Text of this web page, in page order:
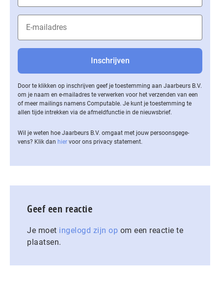
Door te klikken op inschrijven geef je toestemming aan Jaarbeurs B.V.
om je naam en e-mailadres te verwerken voor het verzenden van een
of meer mailings namens Computable. Je kunt je toestemming te
allen tijde intrekken via de af­meld­func­tie in de nieuwsbrief.
Wil je weten hoe Jaarbeurs B.V. omgaat met jouw per­soons­ge­ge­
vens? Klik dan hier voor ons privacy statement.
Geef een reactie
Je moet ingelogd zijn op om een reactie te
plaatsen.